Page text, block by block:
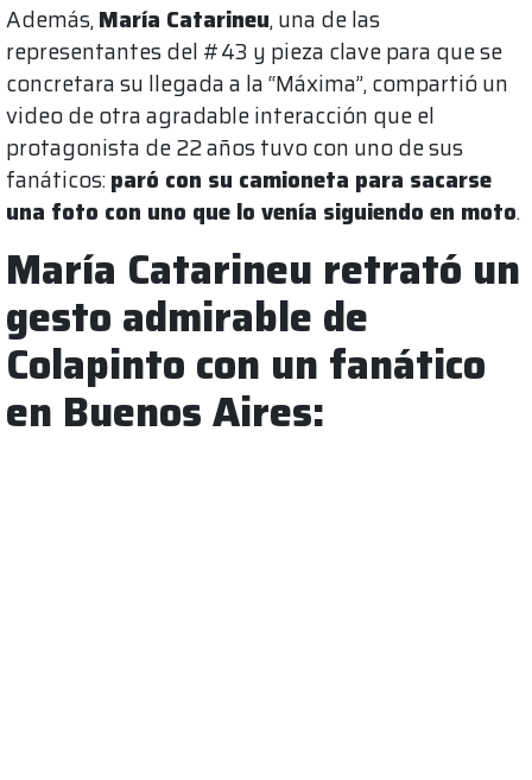
Además,María Catarineu, una de las
representantes del #43 y pieza clave para que se
concretara su llegada a la “Máxima”, compartió un
video de otra agradable interacción que el
protagonista de 22 años tuvo con uno de sus
fanáticos:paró con su camioneta para sacarse
una foto con uno que lo venía siguiendo en moto.
María Catarineu retrató un
gesto admirable de
Colapinto con un fanático
en Buenos Aires: